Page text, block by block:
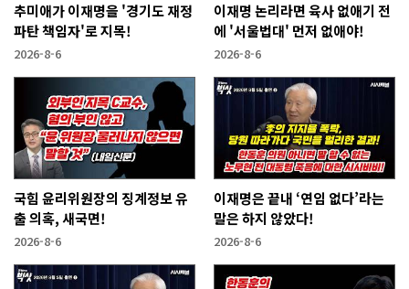
추미애가 이재명을 '경기도 재정
파탄 책임자'로 지목!
2026-8-6
이재명 논리라면 육사 없애기 전
에 '서울법대' 먼저 없애야!
2026-8-6
국힘 윤리위원장의 징계정보 유
출 의혹, 새국면!
2026-8-6
이재명은 끝내 ‘연임 없다’라는
말은 하지 않았다!
2026-8-6